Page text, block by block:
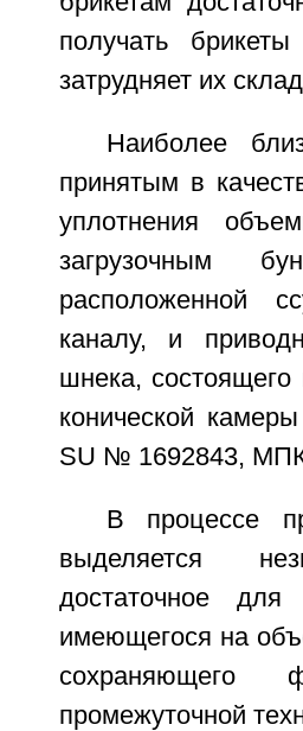
получать
затрудняет их
Наиболее
принятым в
уплотнения
загрузочным
расположенной
каналу, и
шнека, состоящего
конической
SU № 1692843, МПК
В процессе
выделяется
достаточное для
имеющегося на
сохраняющего
промежуточной